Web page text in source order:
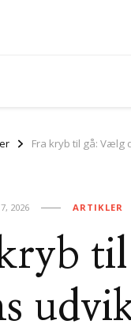
Fra kryb til gå:
7, 2026 ARTIKLER